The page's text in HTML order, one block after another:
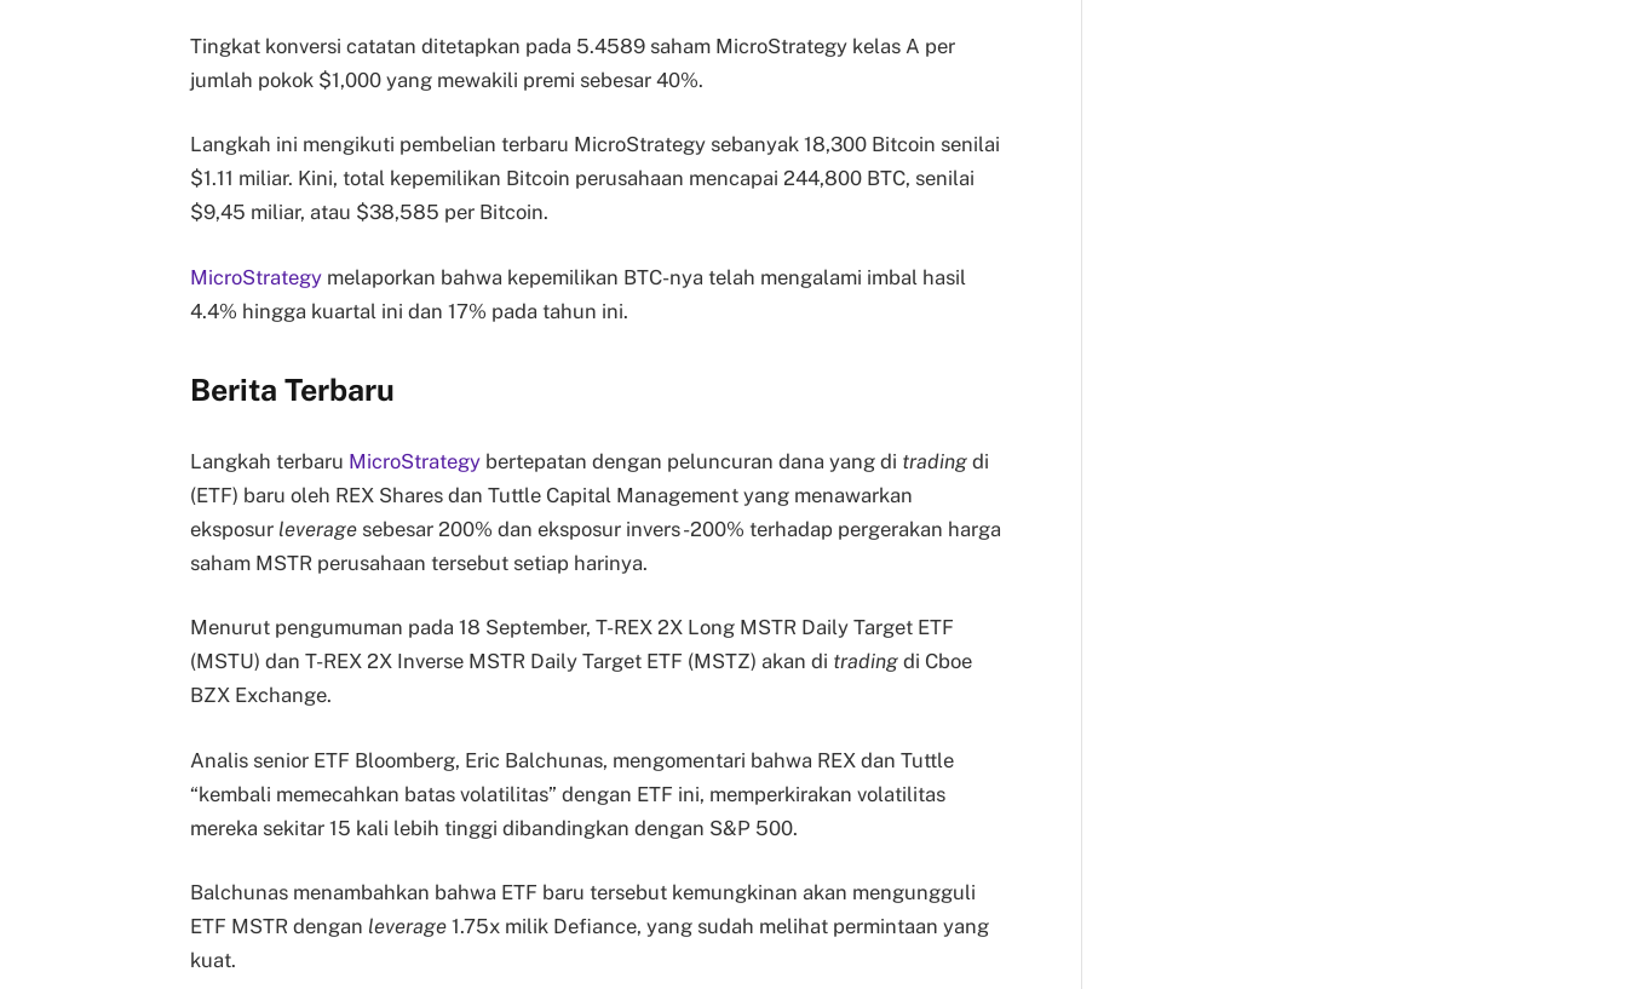
Tingkat konversi catatan ditetapkan pada 5.4589 saham MicroStrategy kelas A per
jumlah pokok $1,000 yang mewakili premi sebesar 40%.
Langkah ini mengikuti pembelian terbaru MicroStrategy sebanyak 18,300 Bitcoin senilai
$1.11 miliar. Kini, total kepemilikan Bitcoin perusahaan mencapai 244,800 BTC, senilai
$9,45 miliar, atau $38,585 per Bitcoin.
MicroStrategy melaporkan bahwa kepemilikan BTC-nya telah mengalami imbal hasil
4.4% hingga kuartal ini dan 17% pada tahun ini.
Berita Terbaru
Langkah terbaru MicroStrategy bertepatan dengan peluncuran dana yang di trading di
(ETF) baru oleh REX Shares dan Tuttle Capital Management yang menawarkan
eksposur leverage sebesar 200% dan eksposur invers -200% terhadap pergerakan harga
saham MSTR perusahaan tersebut setiap harinya.
Menurut pengumuman pada 18 September, T-REX 2X Long MSTR Daily Target ETF
(MSTU) dan T-REX 2X Inverse MSTR Daily Target ETF (MSTZ) akan di trading di Cboe
BZX Exchange.
Analis senior ETF Bloomberg, Eric Balchunas, mengomentari bahwa REX dan Tuttle
“kembali memecahkan batas volatilitas” dengan ETF ini, memperkirakan volatilitas
mereka sekitar 15 kali lebih tinggi dibandingkan dengan S&P 500.
Balchunas menambahkan bahwa ETF baru tersebut kemungkinan akan mengungguli
ETF MSTR dengan leverage 1.75x milik Defiance, yang sudah melihat permintaan yang
kuat.